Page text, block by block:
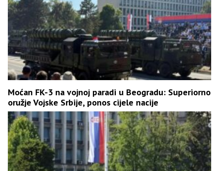
Moćan FK-3 na vojnoj paradi u Beogradu: Superiorno
oružje Vojske Srbije, ponos cijele nacije